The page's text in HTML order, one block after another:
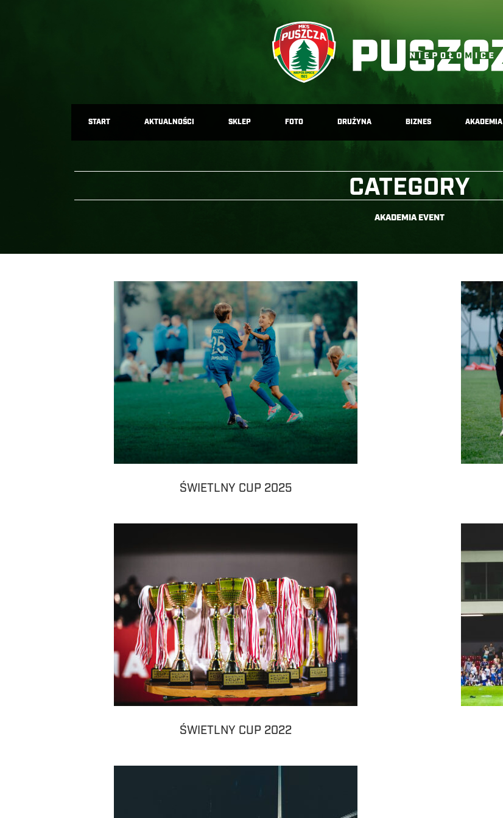
START AKTUALNOŚCI SKLEP FOTO DRUŻYNA BIZNES AKADEMIA
CATEGORY
AKADEMIA EVENT
ŚWIETLNY CUP 2025
ŚWIETLNY CUP 2022